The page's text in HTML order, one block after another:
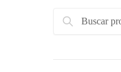
Search
Search